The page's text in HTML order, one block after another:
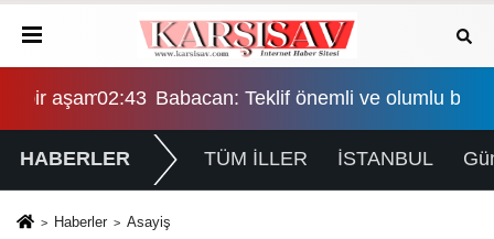
eşitlik yönünden eksiklikler giderilmeli
02:43 Babacan: Teklif önemli ve olumlu bir aşama,
HABERLER TÜM İLLER İSTANBUL
Haberler Asayiş